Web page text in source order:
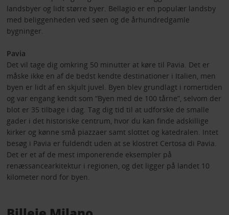
landsbyer og lidt større byer. Bellagio er en populær landsby
med beliggenheden ved søen og de århundredgamle
bygninger.
Pavia
Det vil tage dig omkring 50 minutter at køre til Pavia. Det er
måske ikke en af de bedst kendte destinationer i Italien, men
byen er lidt af en skjult juvel. Byen blev grundlagt i romertiden
og var engang kendt som “Byen med de 100 tårne”, selvom der
blot er 35 tilbage i dag. Tag dig tid til at udforske de smalle
gader i det historiske centrum, hvor du kan finde adskillige
kirker og kønne små piazzaer samt slottet og katedralen. Intet
besøg i Pavia er fuldendt uden at se klostret Certosa di Pavia.
Det er et af de mest imponerende eksempler på
renæssancearkitektur i regionen, og det ligger på landet 10
kilometer nord for byen.